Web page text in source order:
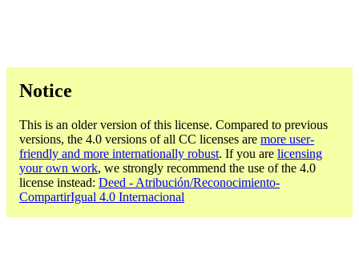
Notice
This is an older version of this license. Compared to previous
versions, the 4.0 versions of all CC licenses are more user-
friendly and more internationally robust. If you are licensing
your own work, we strongly recommend the use of the 4.0
license instead: Deed - Atribución/Reconocimiento-
CompartirIgual 4.0 Internacional